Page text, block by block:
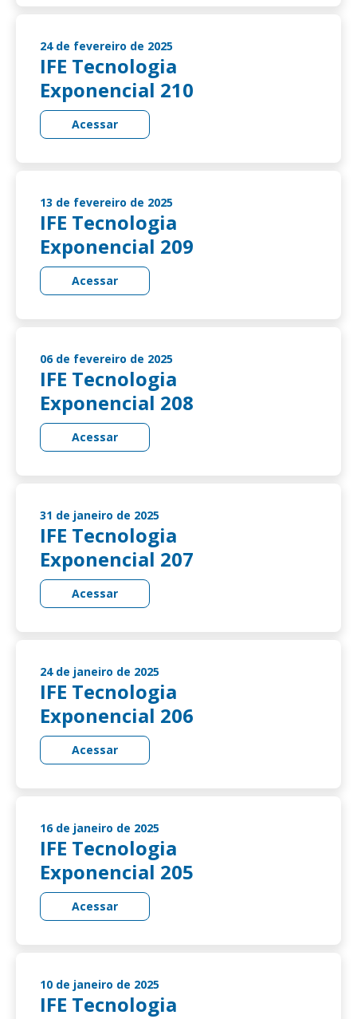
24 de fevereiro de 2025
IFE Tecnologia
Exponencial 210
Acessar
13 de fevereiro de 2025
IFE Tecnologia
Exponencial 209
Acessar
06 de fevereiro de 2025
IFE Tecnologia
Exponencial 208
Acessar
31 de janeiro de 2025
IFE Tecnologia
Exponencial 207
Acessar
24 de janeiro de 2025
IFE Tecnologia
Exponencial 206
Acessar
16 de janeiro de 2025
IFE Tecnologia
Exponencial 205
Acessar
10 de janeiro de 2025
IFE Tecnologia